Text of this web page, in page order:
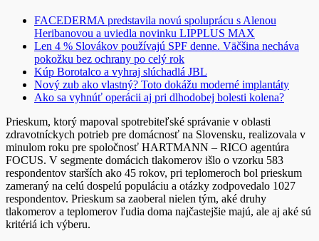
FACEDERMA predstavila novú spoluprácu s Alenou
Heribanovou a uviedla novinku LIPPLUS MAX
Len 4 % Slovákov používajú SPF denne. Väčšina necháva
pokožku bez ochrany po celý rok
Kúp Borotalco a vyhraj slúchadlá JBL
Nový zub ako vlastný? Toto dokážu moderné implantáty
Ako sa vyhnúť operácii aj pri dlhodobej bolesti kolena?
Prieskum, ktorý mapoval spotrebiteľské správanie v oblasti
zdravotníckych potrieb pre domácnosť na Slovensku, realizovala v
minulom roku pre spoločnosť HARTMANN – RICO agentúra
FOCUS. V segmente domácich tlakomerov išlo o vzorku 583
respondentov starších ako 45 rokov, pri teplomeroch bol prieskum
zameraný na celú dospelú populáciu a otázky zodpovedalo 1027
respondentov. Prieskum sa zaoberal nielen tým, aké druhy
tlakomerov a teplomerov ľudia doma najčastejšie majú, ale aj aké sú
kritériá ich výberu.